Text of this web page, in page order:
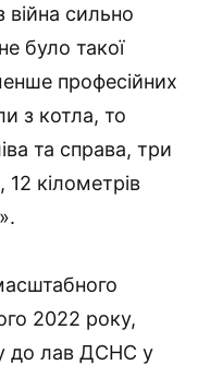
війна сильно
було такої
професійних
з котла, то
та справа, три
12 кілометрів
2022 року,
до лав ДСНС у